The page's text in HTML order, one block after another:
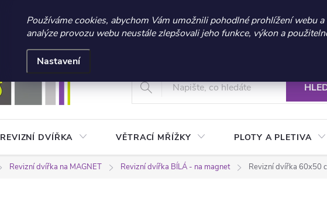
☀️ LETNÍ AKCE 2026 – sleva 300 Kč při nákupu nad 3.000 Kč | Platnost
Používáme cookies, abychom Vám umožnili pohodlné prohlížení webu a
analýze provozu webu neustále zlepšovali jeho funkce, výkon a
Nastavení
+420 604 269 200
Obchodní podmínky Vrácení a reklamace zboží Podmínky ochrany osobních
REVIZNÍ DVÍŘKA VĚTRACÍ MŘÍŽKY PLOTY A PLETIVA
Revizní dvířka na MAGNET Revizní dvířka BÍLÁ - na magnet Revizní dvířka 60x50